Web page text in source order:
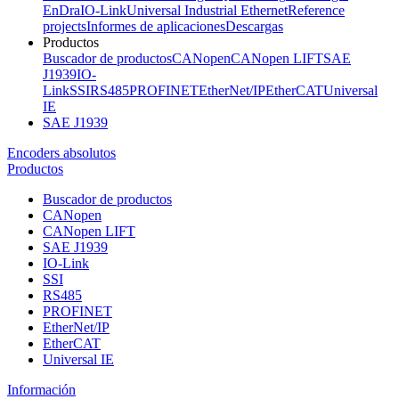
EnDraIO-LinkUniversal Industrial EthernetReference
projectsInformes de aplicacionesDescargas
Productos
Buscador de productosCANopenCANopen LIFTSAE
J1939IO-
LinkSSIRS485PROFINETEtherNet/IPEtherCATUniversal
IE
SAE J1939
Encoders absolutos
Productos
Buscador de productos
CANopen
CANopen LIFT
SAE J1939
IO-Link
SSI
RS485
PROFINET
EtherNet/IP
EtherCAT
Universal IE
Información